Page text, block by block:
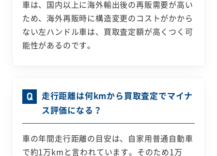
車は、国内以上に海外輸出後の再販需要が高い
ため、海外再販時に構造変更のコストがかから
ない左ハンドル車は、買取査定額が高くつく可
能性があるのです。
走行距離は何kmから買取査定でマイナ
ス評価になる？
車の年間走行距離の目安は、自家用普通自動車
で約1万kmと言われています。そのため1万